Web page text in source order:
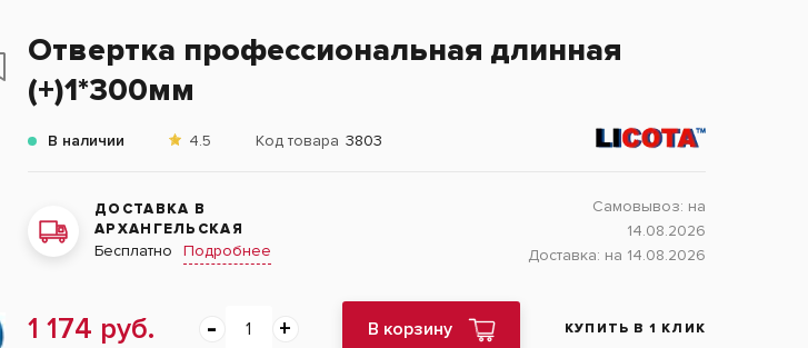
Отвертка профессиональная длинная
(+)1*300мм
В наличии 4.5 Код товара 3803
ДОСТАВКА В
АРХАНГЕЛЬСКАЯ
Бесплатно Подробнее
Самовывоз: на
14.08.2026
Доставка: на 14.08.2026
1 174 руб. В корзину КУПИТЬ В 1 КЛИК